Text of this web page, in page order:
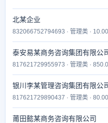
北某企业
832066752794693 · 管理类 ·
泰安易某商务咨询集团有限公
817621729955973 · 管理类 ·
银川李某管理咨询集团有限公
817621729890437 · 管理类 ·
莆田懿某商务咨询有限公司